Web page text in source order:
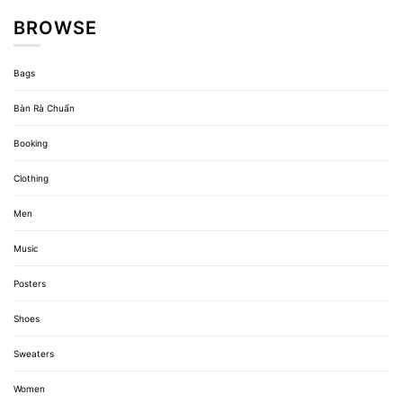
BROWSE
Bags
Bàn Rà Chuẩn
Booking
Clothing
Men
Music
Posters
Shoes
Sweaters
Women